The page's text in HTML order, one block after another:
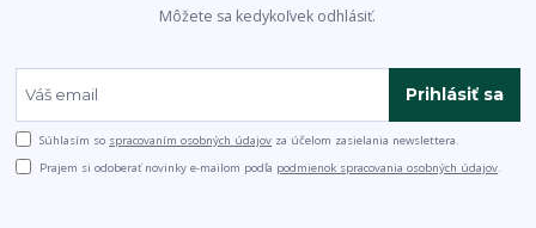
Môžete sa kedykoľvek odhlásiť.
Prihlásiť sa
Súhlasím so spracovaním osobných údajov za účelom zasielania newslettera.
Prajem si odoberať novinky e-mailom podľa podmienok spracovania osobných údajov.